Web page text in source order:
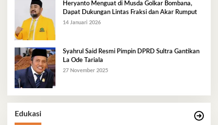
Heryanto Menguat di Musda Golkar Bombana,
Dapat Dukungan Lintas Fraksi dan Akar Rumput
14 Januari 2026
Syahrul Said Resmi Pimpin DPRD Sultra Gantikan
La Ode Tariala
27 November 2025
Edukasi